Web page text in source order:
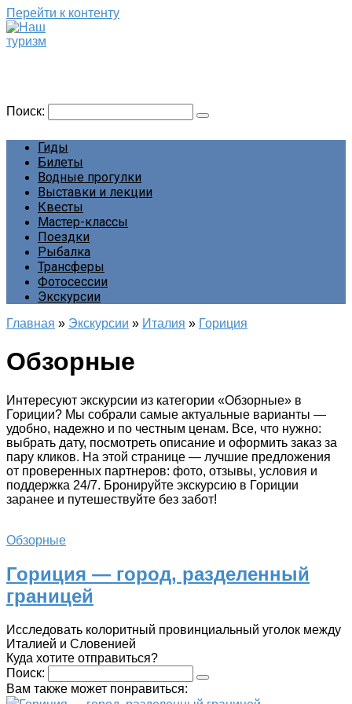
Перейти к контенту
Поиск:
Гиды
Билеты
Водные прогулки
Выставки и лекции
Квесты
Мастер-классы
Поездки
Рыбалка
Трансферы
Фотосессии
Экскурсии
Главная » Экскурсии » Италия » Гориция
Обзорные
Интересуют экскурсии из категории «Обзорные» в
Гориции? Мы собрали самые актуальные варианты —
удобно, надежно и по честным ценам. Все, что нужно:
выбрать дату, посмотреть описание и оформить заказ за
пару кликов. На этой странице — лучшие предложения
от проверенных партнеров: фото, отзывы, условия и
поддержка 24/7. Бронируйте экскурсию в Гориции
заранее и путешествуйте без забот!
Обзорные
Гориция — город, разделенный
границей
Исследовать колоритный провинциальный уголок между
Италией и Словенией ​
Куда хотите отправиться?
Поиск:
Вам также может понравиться: